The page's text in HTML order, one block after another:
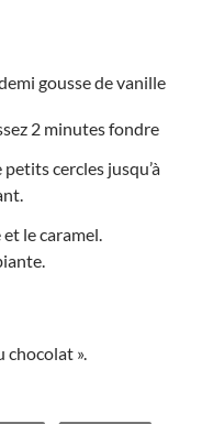
gousse de vanille
petits cercles jusqu’à
le caramel.
chocolat ».